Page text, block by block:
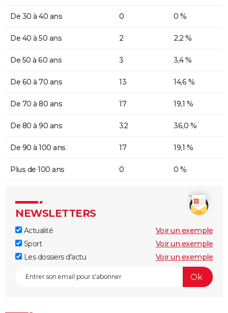
De 30 à 40 ans 0 0 %
De 40 à 50 ans 2 2,2 %
De 50 à 60 ans 3 3,4 %
De 60 à 70 ans 13 14,6 %
De 70 à 80 ans 17 19,1 %
De 80 à 90 ans 32 36,0 %
De 90 à 100 ans 17 19,1 %
Plus de 100 ans 0 0 %
NEWSLETTERS
Actualité
Voir un exemple
Sport
Voir un exemple
Les dossiers d'actu
Voir un exemple